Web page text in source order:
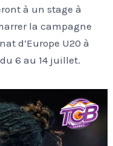
à un stage à
la campagne
d’Europe U20 à
6 au 14 juillet.